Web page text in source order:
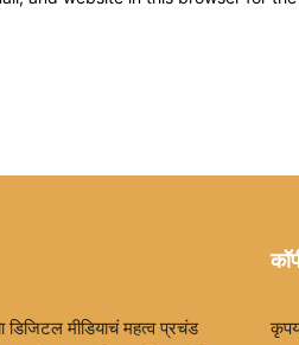
डिजिटल मीडियाचं महत्व प्रचंड